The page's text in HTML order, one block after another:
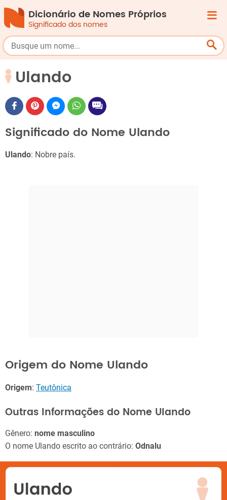
Dicionário de Nomes Próprios
Significado dos nomes
Ulando
Significado do Nome Ulando
Ulando: Nobre país.
Origem do Nome Ulando
Origem: Teutônica
Outras Informações do Nome Ulando
Gênero: nome masculino
O nome Ulando escrito ao contrário: Odnalu